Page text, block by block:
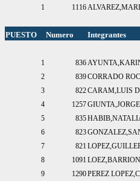
1 1116
PUESTO Numero Integrantes
1 836
2
839CORRADO
3
822CARAM,LUIS
4
1257
5
835
6
823
7
821
8
1091
9
1290PEREZ